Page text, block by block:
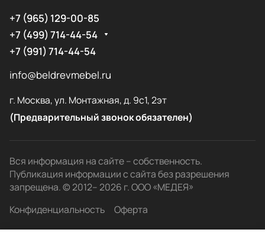
+7 (965) 129-00-85
+7 (499) 714-44-54
+7 (991) 714-44-54
info@beldrevmebel.ru
г. Москва, ул. Монтажная, д. 9с1, 2эт
(Предварительный звонок обязателен)
Вся информация на сайте – собственность.
Публикация информации с сайта без разрешения
запрещена. © 2012– 2026 г. ООО «МЕДЕЯ»
Конфиденциальность
Оферта